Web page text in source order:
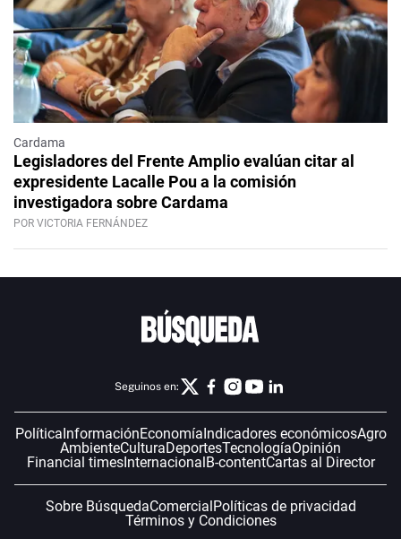
Cardama
Legisladores del Frente Amplio evalúan citar al
expresidente Lacalle Pou a la comisión
investigadora sobre Cardama
POR VICTORIA FERNÁNDEZ
Seguinos en:
PolíticaInformaciónEconomíaIndicadores económicosAgro
AmbienteCulturaDeportesTecnologíaOpinión
Financial timesInternacionalB-contentCartas al Director
Sobre BúsquedaComercialPolíticas de privacidad
Términos y Condiciones